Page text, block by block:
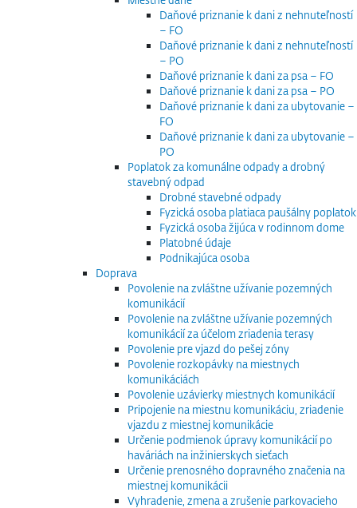
Daňové priznanie k dani z nehnuteľností
– FO
Daňové priznanie k dani z nehnuteľností
– PO
Daňové priznanie k dani za psa – FO
Daňové priznanie k dani za psa – PO
Daňové priznanie k dani za ubytovanie –
FO
Daňové priznanie k dani za ubytovanie –
PO
Poplatok za komunálne odpady a drobný
stavebný odpad
Drobné stavebné odpady
Fyzická osoba platiaca paušálny poplatok
Fyzická osoba žijúca v rodinnom dome
Platobné údaje
Podnikajúca osoba
Doprava
Povolenie na zvláštne užívanie pozemných
komunikácií
Povolenie na zvláštne užívanie pozemných
komunikácií za účelom zriadenia terasy
Povolenie pre vjazd do pešej zóny
Povolenie rozkopávky na miestnych
komunikáciách
Povolenie uzávierky miestnych komunikácií
Pripojenie na miestnu komunikáciu, zriadenie
vjazdu z miestnej komunikácie
Určenie podmienok úpravy komunikácií po
haváriách na inžinierskych sieťach
Určenie prenosného dopravného značenia na
miestnej komunikácii
Vyhradenie, zmena a zrušenie parkovacieho